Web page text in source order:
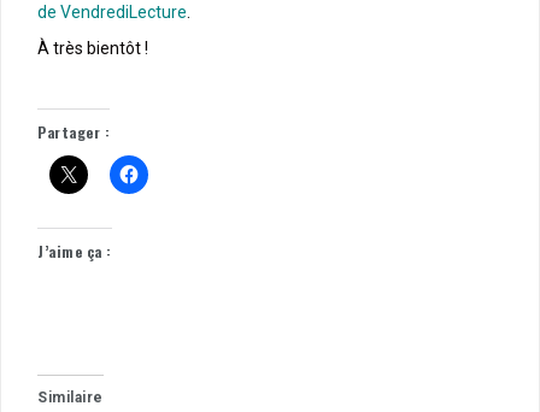
de VendrediLecture
À très bientôt !
Partager :
J’aime ça :
Similaire